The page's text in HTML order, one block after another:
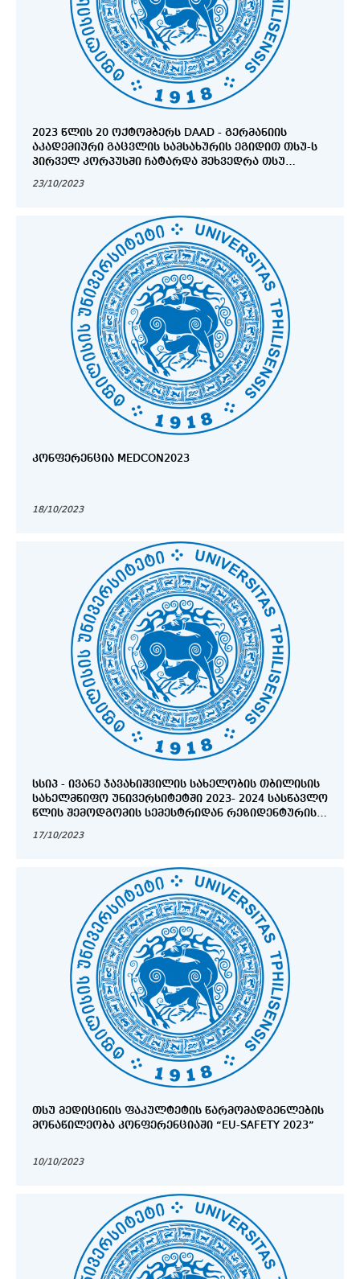
2023 ᲬᲚᲘᲡ 20 ᲝᲥᲢᲝᲛᲑᲔᲠᲡ DAAD - ᲒᲔᲠᲛᲐᲜᲘᲘᲡ
ᲐᲙᲐᲓᲔᲛᲘᲣᲠᲘ ᲒᲐᲪᲕᲚᲘᲡ ᲡᲐᲛᲡᲐᲮᲣᲠᲘᲡ ᲔᲒᲘᲓᲘᲗ ᲗᲡᲣ-Ს
ᲞᲘᲠᲕᲔᲚ ᲙᲝᲠᲞᲣᲡᲨᲘ ᲩᲐᲢᲐᲠᲓᲐ ᲨᲔᲮᲕᲔᲓᲠᲐ ᲗᲡᲣ
ᲞᲔᲠᲡᲝᲜᲐᲚᲗᲐᲜ ᲓᲐ ᲡᲢᲣᲓᲔᲜᲢᲔᲑᲗᲐᲜ.
23/10/2023
ᲙᲝᲜᲤᲔᲠᲔᲜᲪᲘᲐ MEDCON2023
18/10/2023
ᲡᲡᲘᲞ - ᲘᲕᲐᲜᲔ ᲯᲐᲕᲐᲮᲘᲨᲕᲘᲚᲘᲡ ᲡᲐᲮᲔᲚᲝᲑᲘᲡ ᲗᲑᲘᲚᲘᲡᲘᲡ
ᲡᲐᲮᲔᲚᲛᲬᲘᲤᲝ ᲣᲜᲘᲕᲔᲠᲡᲘᲢᲔᲢᲨᲘ 2023- 2024 ᲡᲐᲡᲬᲐᲕᲚᲝ
ᲬᲚᲘᲡ ᲨᲔᲛᲝᲓᲒᲝᲛᲘᲡ ᲡᲔᲛᲔᲡᲢᲠᲘᲓᲐᲜ ᲠᲔᲖᲘᲓᲔᲜᲢᲣᲠᲘᲡ
ᲒᲐᲜᲐᲗᲚᲔᲑᲘᲡ (ᲞᲠᲝᲤᲔᲡᲘᲣᲚᲘ ᲛᲖᲐᲓᲔᲑᲘᲡ)
ᲛᲘᲦᲔᲑᲘᲡᲐ ᲓᲐ ᲛᲐᲡᲗᲐᲜ ᲓᲐᲙᲐᲕᲨᲘᲠᲔᲑᲣᲚᲘ
ᲝᲠᲒᲐᲜᲘᲖᲐᲪᲘᲣᲚᲘ ᲡᲐᲙᲘᲗᲮᲔᲑᲘᲡ ᲛᲝᲬᲔᲡᲠᲘᲒᲔᲑᲘᲡ
17/10/2023
ᲗᲡᲣ ᲛᲔᲓᲘᲪᲘᲜᲘᲡ ᲤᲐᲙᲣᲚᲢᲔᲢᲘᲡ ᲬᲐᲠᲛᲝᲛᲐᲓᲒᲔᲜᲚᲔᲑᲘᲡ
ᲛᲝᲜᲐᲬᲘᲚᲔᲝᲑᲐ ᲙᲝᲜᲤᲔᲠᲔᲜᲪᲘᲐᲨᲘ “EU-SAFETY 2023”
10/10/2023